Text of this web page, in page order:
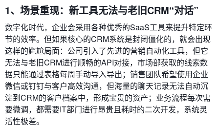
1、场景重现：新工具无法与老旧CRM“对话”
数字化时代，企业会采用各种优秀的SaaS工具来提升特定环
节的效率。但如果核心的CRM系统是封闭僵化的，就会出现
这样的尴尬局面：公司引入了先进的营销自动化工具，但它
无法与老旧CRM进行顺畅的API对接，市场部获取的线索数
据只能通过表格每周手动导入导出；销售团队希望使用企业
微信或钉钉与客户高效沟通，但海量的聊天记录无法自动沉
淀到CRM的客户档案中，形成宝贵的资产；业务流程每次需
要微调，都需要IT部门进行昂贵且耗时的二次开发，系统灵
活性极差。